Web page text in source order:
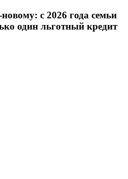
с 2026 года семьи
один льготный кредит